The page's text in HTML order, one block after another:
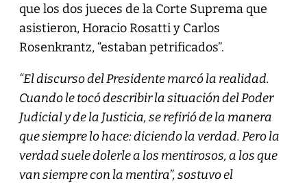
que los dos jueces de la Corte Suprema que
asistieron, Horacio Rosatti y Carlos
Rosenkrantz, “estaban petrificados”.
“El discurso del Presidente marcó la realidad.
Cuando le tocó describir la situación del Poder
Judicial y de la Justicia, se refirió de la manera
que siempre lo hace: diciendo la verdad. Pero la
verdad suele dolerle a los mentirosos, a los que
van siempre con la mentira”, sostuvo el